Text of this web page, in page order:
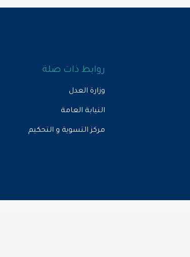
روابط ذات صلة
وزارة العدل
النيابة العامة
مركز التسوية و التحكيم